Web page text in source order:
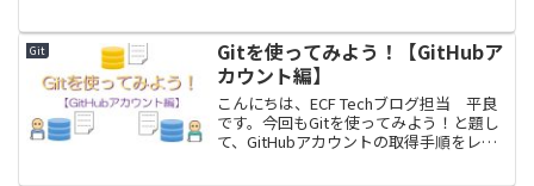
いと思います。今回のテーマは「リセッ
ト...
Git
Gitを使ってみよう！【GitHubア
カウント編】
こんにちは、ECF Techブログ担当 平良
です。今回もGitを使ってみよう！と題し
て、GitHubアカウントの取得手順をレポ